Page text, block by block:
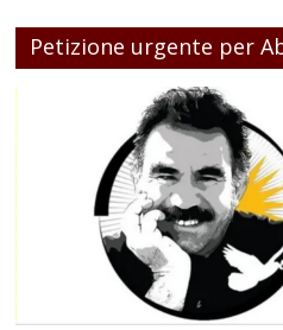
Petizione urgente per